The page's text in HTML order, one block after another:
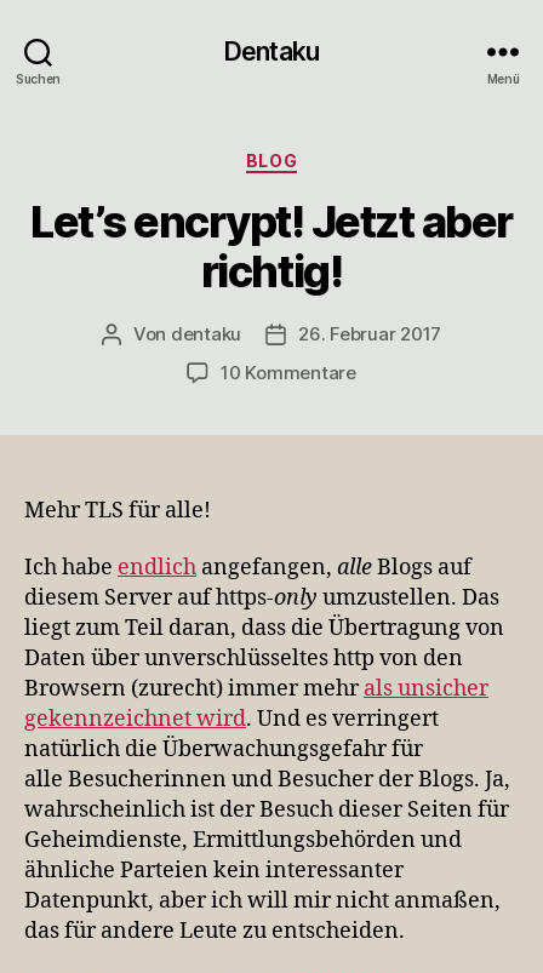
Suchen
Dentaku
Menü
Kategorien
BLOG
Let’s encrypt! Jetzt aber
richtig!
Beitragsautor
Von dentaku Veröffentlichungsdatum
26. Februar 2017
10 Kommentarezu
Mehr TLS für alle!
Ich habe endlich angefangen, alleBlogs auf
diesem Server auf https-only umzustellen. Das
liegt zum Teil daran, dass die Übertragung von
Daten über unverschlüsseltes http von den
Browsern (zurecht) immer mehrals unsicher
gekennzeichnet wird. Und es verringert
natürlich die Überwachungsgefahr für
alle Besucherinnen und Besucher der Blogs. Ja,
wahrscheinlich ist der Besuch dieser Seiten für
Geheimdienste, Ermittlungsbehörden und
ähnliche Parteien kein interessanter
Datenpunkt, aber ich will mir nicht anmaßen,
das für andere Leute zu entscheiden.